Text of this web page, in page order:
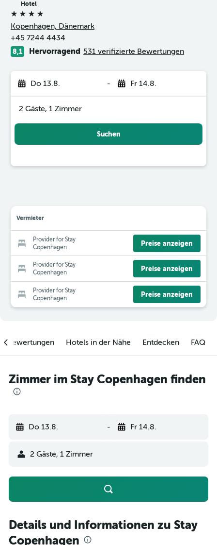
Hotel
4 Sterne
Kopenhagen, Dänemark
+45 7244 4434
8,1 Hervorragend 531 verifizierte Bewertungen
Do 13.8. - Fr 14.8.
2 Gäste, 1 Zimmer
Suchen
Vermieter
Provider for Stay
Copenhagen
Preise anzeigen
Provider for Stay
Copenhagen
Preise anzeigen
Provider for Stay
Copenhagen
Preise anzeigen
Hotels in der Nähe Entdecken FAQ
Zimmer im Stay Copenhagen finden
Do 13.8. - Fr 14.8.
2 Gäste, 1 Zimmer
Details und Informationen zu Stay
Copenhagen